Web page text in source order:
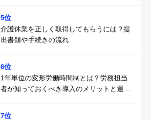
5位
介護休業を正しく取得してもらうには？提
出書類や手続きの流れ
6位
1年単位の変形労働時間制とは？労務担当
者が知っておくべき導入のメリットと運用
7位